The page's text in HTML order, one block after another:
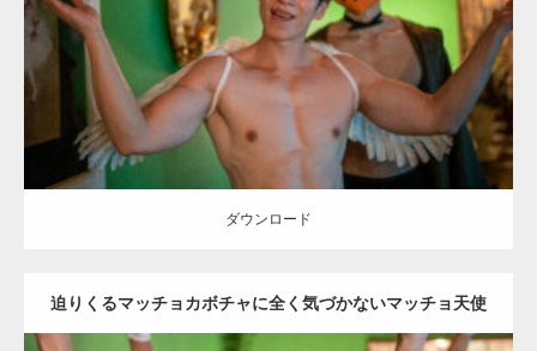
SOSUKE
大胸筋 姫路 (兵庫)
ダウンロード
ダウンロード
迫りくるマッチョカボチャに全く気づかないマッチョ天使